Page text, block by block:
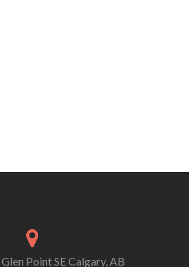
Point SE Calgary, AB